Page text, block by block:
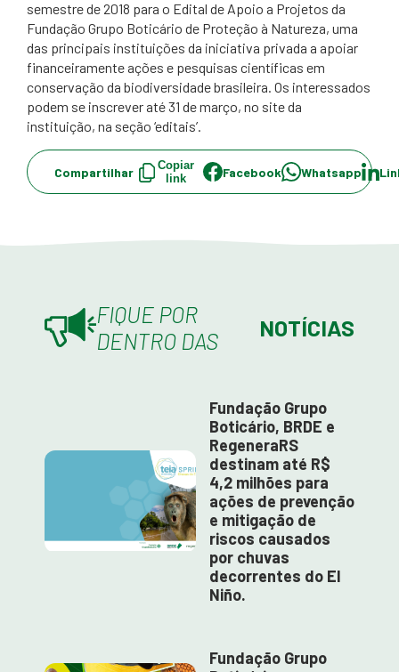
semestre de 2018 para o Edital de Apoio a Projetos da
Fundação Grupo ​Boticário de Proteção à Natureza, uma
das principais instituições da iniciativa privada a apoiar
financeiramente ações e pesquisas científicas em
conservação da biodiversidade brasileira. Os interessados
podem se inscrever até 31 de março, no site da
instituição, na seção ‘editais’.
Compartilhar
Copiar
link
Facebook Whatsapp
FIQUE POR
DENTRO DAS
NOTÍCIAS
Fundação Grupo
Boticário, BRDE e
RegeneraRS
destinam até R$
4,2 milhões para
ações de prevenção
e mitigação de
riscos causados
por chuvas
decorrentes do El
Niño.
Fundação Grupo